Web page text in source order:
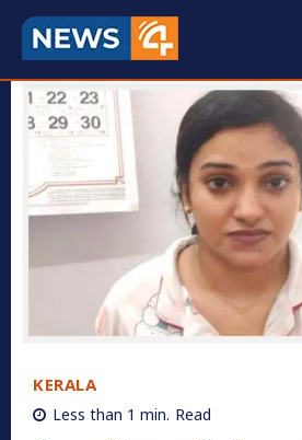
KERALA
Less than 1 min. Read